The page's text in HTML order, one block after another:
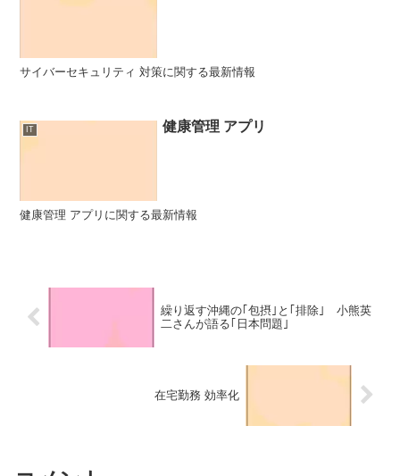
サイバーセキュリティ 対策に関する最新情報
IT 健康管理 アプリ
健康管理 アプリに関する最新情報
繰り返す沖縄の｢包摂｣と｢排除｣ 小熊英
二さんが語る｢日本問題｣
在宅勤務 効率化